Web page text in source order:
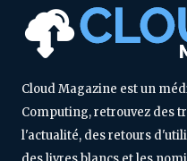
Cloud Magazine est un
Computing, retrouvez des
l'actualité, des retours